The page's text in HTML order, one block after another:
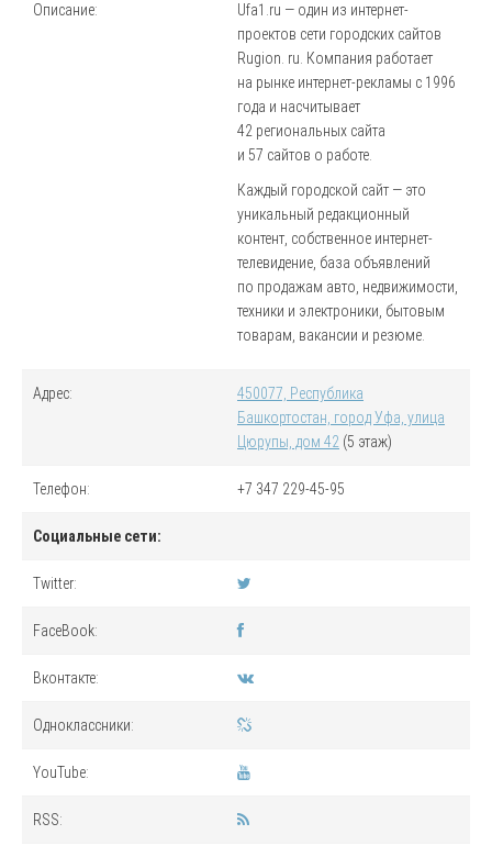
Описание:
Ufa1.ru — один из интернет-
проектов сети городских сайтов
Rugion. ru. Компания работает
на рынке интернет-рекламы с 1996
года и насчитывает
42 региональных сайта
и 57 сайтов о работе.
Каждый городской сайт — это
уникальный редакционный
контент, собственное интернет-
телевидение, база объявлений
по продажам авто, недвижимости,
техники и электроники, бытовым
товарам, вакансии и резюме.
Адрес:
450077, Республика
Башкортостан, город Уфа, улица
Цюрупы, дом 42 (5 этаж)
Телефон: +7 347 229-45-95
Социальные сети:
Twitter:
FaceBook:
Вконтакте:
Одноклассники:
YouTube:
RSS: